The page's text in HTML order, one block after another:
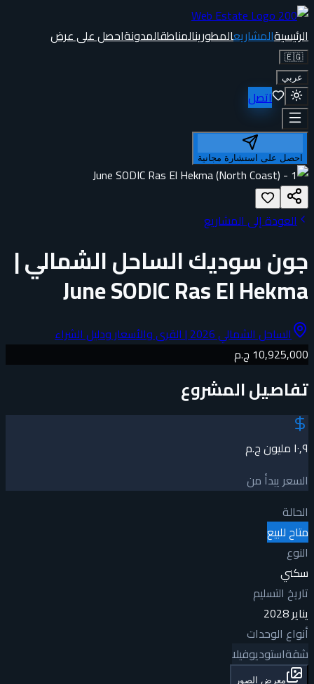
الرئيسيةالمشاريعالمطورينالمناطقالمدونةاحصل على عرض
🇪🇬
عربي
اتصل
احصل على استشارة مجانية
العودة إلى المشاريع
جون سوديك الساحل الشمالي |
June SODIC Ras El Hekma
الساحل الشمالي 2026 | القرى والأسعار ودليل الشراء
10,925,000 ج.م
تفاصيل المشروع
١٠٫٩ مليون ج.م
السعر يبدأ من
الحالة
متاح للبيع
النوع
سكني
تاريخ التسليم
يناير 2028
أنواع الوحدات
شقةاستوديوفيلا
معرض الصور